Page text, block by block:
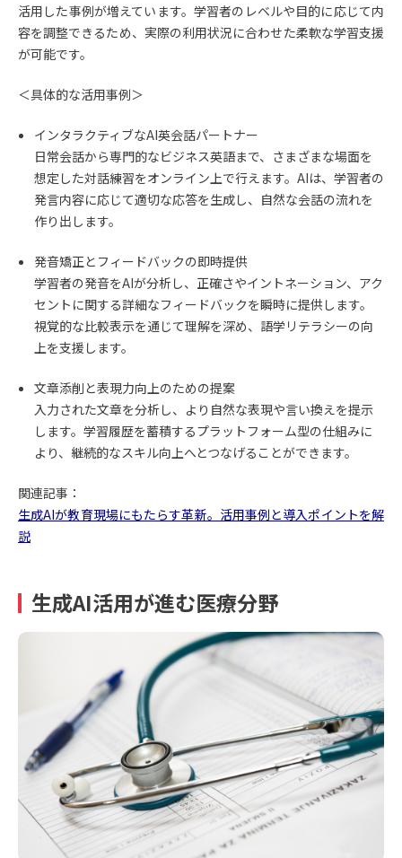
活用した事例が増えています。学習者のレベルや目的に応じて内
容を調整できるため、実際の利用状況に合わせた柔軟な学習支援
が可能です。
＜具体的な活用事例＞
インタラクティブなAI英会話パートナー
日常会話から専門的なビジネス英語まで、さまざまな場面を
想定した対話練習をオンライン上で行えます。AIは、学習者の
発言内容に応じて適切な応答を生成し、自然な会話の流れを
作り出します。
発音矯正とフィードバックの即時提供
学習者の発音をAIが分析し、正確さやイントネーション、アク
セントに関する詳細なフィードバックを瞬時に提供します。
視覚的な比較表示を通じて理解を深め、語学リテラシーの向
上を支援します。
文章添削と表現力向上のための提案
入力された文章を分析し、より自然な表現や言い換えを提示
します。学習履歴を蓄積するプラットフォーム型の仕組みに
より、継続的なスキル向上へとつなげることができます。
関連記事：
生成AIが教育現場にもたらす革新。活用事例と導入ポイントを解
説
生成AI活用が進む医療分野